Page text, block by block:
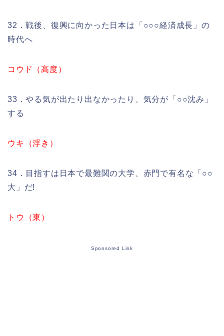
32．戦後、復興に向かった日本は「○○○経済成長」の
時代へ
コウド（高度）
33．やる気が出たり出なかったり、気分が「○○沈み」
する
ウキ（浮き）
34．目指すは日本で最難関の大学、赤門で有名な「○○
大」だ!
トウ（東）
Sponsored Link